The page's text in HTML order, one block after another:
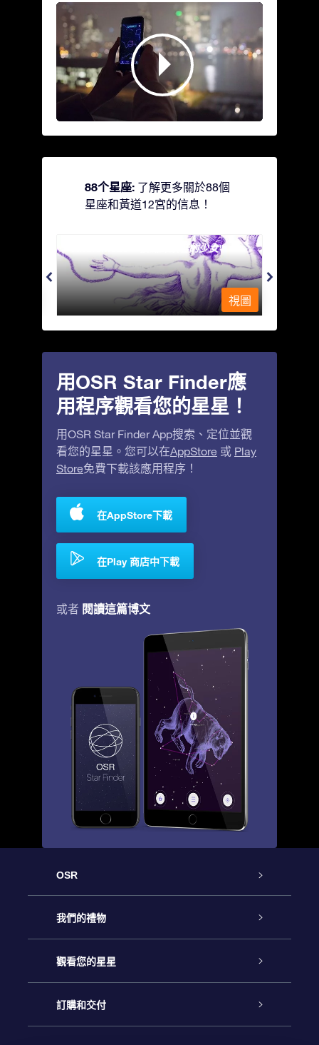
88个星座: 了解更多關於88個
星座和黃道12宮的信息！
Andromeda - 被鐵鍊鎖著的少女
視圖
用OSR Star Finder應
用程序觀看您的星星！
用OSR Star Finder App搜索、定位並觀
看您的星星。您可以在AppStore 或 Play
Store免費下載該應用程序！
在AppStore下載
在Play 商店中下載
或者 閱讀這篇博文
OSR
客戶服務
聯繫我們
博客
我們的禮物
Online Star禮物
OSR禮物包
觀看您的星星
星星注册
訂購和交付